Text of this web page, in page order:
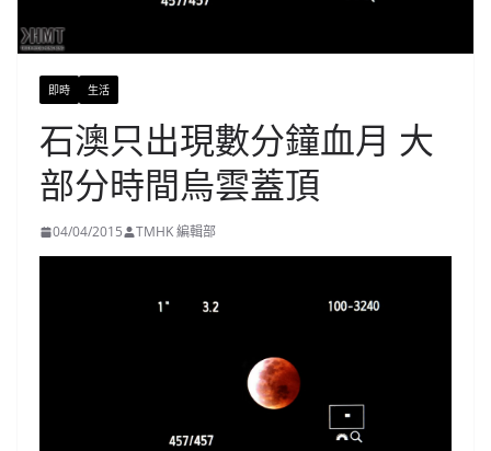
即時 生活
石澳只出現數分鐘血月 大
部分時間烏雲蓋頂
04/04/2015 TMHK 編輯部